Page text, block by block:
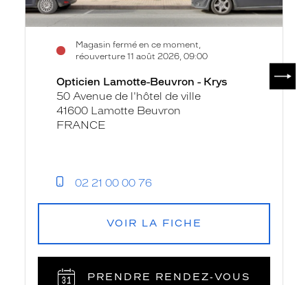
Magasin fermé en ce moment,
réouverture 11 août 2026, 09:00
Opticien Lamotte-Beuvron - Krys
50 Avenue de l'hôtel de ville
41600 Lamotte Beuvron
FRANCE
02 21 00 00 76
VOIR LA FICHE
PRENDRE RENDEZ‑VOUS